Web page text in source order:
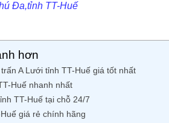
Đa,tỉnh TT-Huế
hơn
A Lưới tỉnh TT-Huế giá tốt nhất
Huế nhanh nhất
TT-Huế tại chỗ 24/7
giá rẻ chính hãng